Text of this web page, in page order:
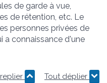
de garde à vue,
de rétention, etc. Le
personnes privées de
a connaissance d'une
Tout déplier